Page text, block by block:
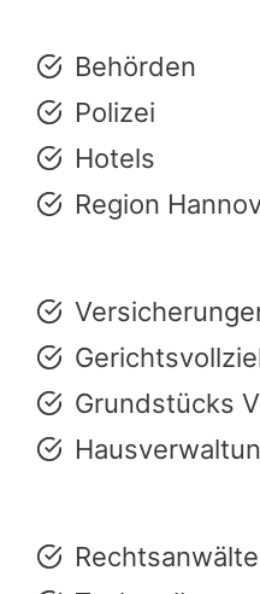
Behörden
Polizei
Hotels
Region
Grundstücks
Rechtsanwälte